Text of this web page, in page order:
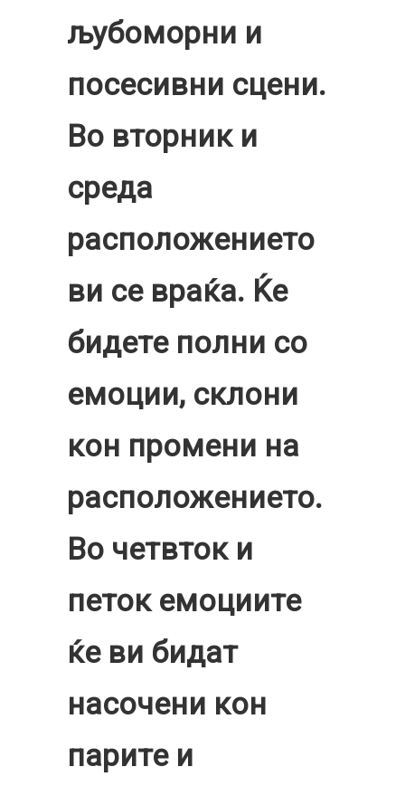
љубоморни и
посесивни сцени.
Во вторник и
среда
расположението
ви се враќа. Ќе
бидете полни со
емоции, склони
кон промени на
расположението.
Во четвток и
петок емоциите
ќе ви бидат
насочени кон
парите и